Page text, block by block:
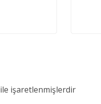
ile işaretlenmişlerdir